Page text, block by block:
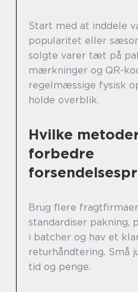
Start med at inddele
popularitet eller
solgte varer tæt på
mærkninger og QR-
regelmæssige fysisk
holde overblik.
Hvilke
forbedre
Brug flere
standardiser pakning,
i batcher og hav et
returhåndtering. Små
tid og penge.